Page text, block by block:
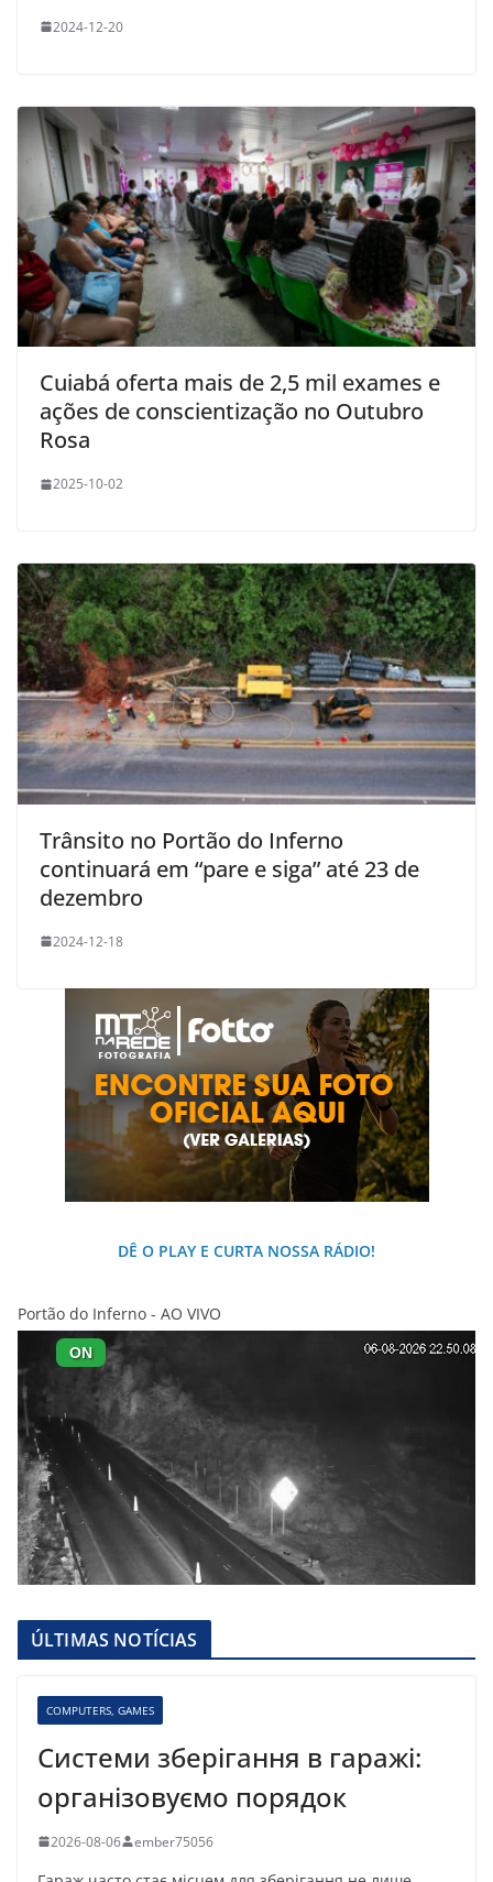
2024-12-20
Cuiabá oferta mais de 2,5 mil exames e
ações de conscientização no Outubro
Rosa
2025-10-02
Trânsito no Portão do Inferno
continuará em “pare e siga” até 23 de
dezembro
2024-12-18
DÊ O PLAY E CURTA NOSSA RÁDIO!
Portão do Inferno - AO VIVO
ÚLTIMAS NOTÍCIAS
COMPUTERS, GAMES
Системи зберігання в гаражі:
організовуємо порядок
2026-08-06 ember75056